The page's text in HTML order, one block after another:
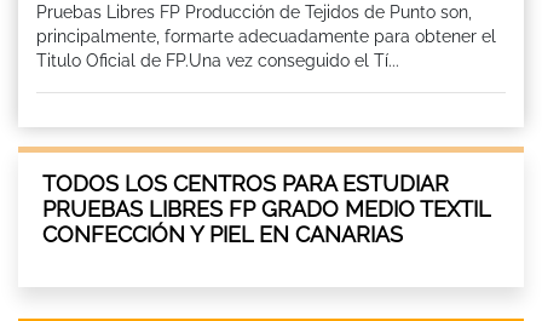
Pruebas Libres FP Producción de Tejidos de Punto son,
principalmente, formarte adecuadamente para obtener el
Titulo Oficial de FP.Una vez conseguido el Tí...
TODOS LOS CENTROS PARA ESTUDIAR
PRUEBAS LIBRES FP GRADO MEDIO TEXTIL
CONFECCIÓN Y PIEL EN CANARIAS